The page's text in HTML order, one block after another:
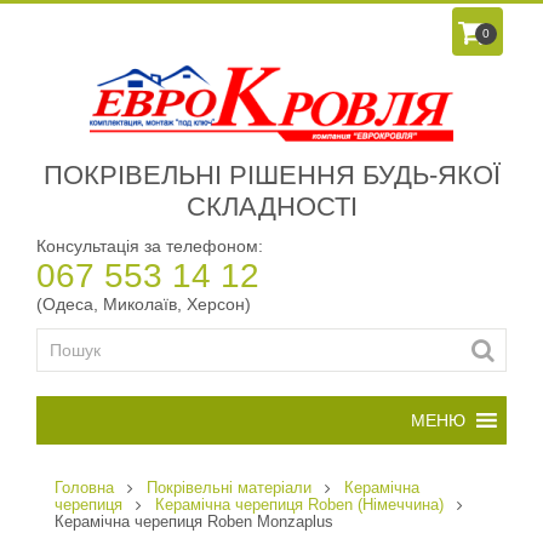
0
ПОКРІВЕЛЬНІ РІШЕННЯ БУДЬ-ЯКОЇ
СКЛАДНОСТІ
Консультація за телефоном:
067 553 14 12
(Одеса, Миколаїв, Херсон)
Головна Покрівельні матеріали
Керамічна
черепиця
Керамічна черепиця Roben (Німеччина)
Керамічна черепиця Roben Monzaplus